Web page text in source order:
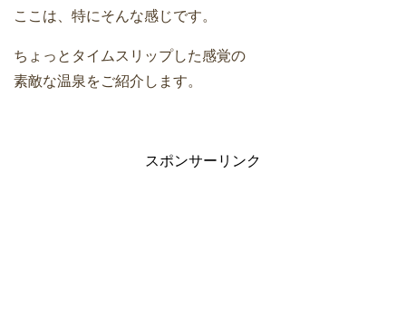
ここは、特にそんな感じです。
ちょっとタイムスリップした感覚の
素敵な温泉をご紹介します。
スポンサーリンク